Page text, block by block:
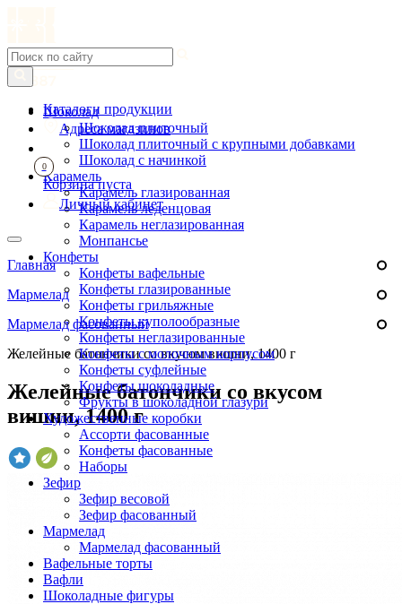
Шоколад
Шоколад плиточный
Шоколад плиточный с крупными добавками
Шоколад с начинкой
Карамель
Карамель глазированная
Карамель леденцовая
Карамель неглазированная
Монпансье
Конфеты
Конфеты вафельные
Конфеты глазированные
Конфеты грильяжные
Конфеты куполообразные
Конфеты неглазированные
Конфеты с молочным корпусом
Конфеты суфлейные
Конфеты шоколадные
Фрукты в шоколадной глазури
Художественные коробки
Ассорти фасованные
Конфеты фасованные
Наборы
Зефир
Зефир весовой
Зефир фасованный
Мармелад
Мармелад фасованный
Вафельные торты
Вафли
Шоколадные фигуры
Каталоги продукции
Адреса магазинов
0
Корзина пуста
Личный кабинет
Главная
Мармелад
Мармелад фасованный
Желейные батончики со вкусом вишни, 1400 г
Желейные батончики со вкусом
вишни, 1400 г